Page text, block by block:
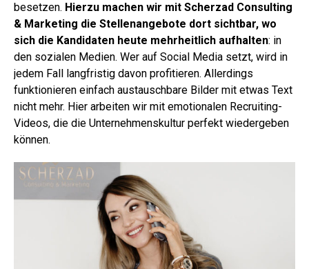
besetzen. Hierzu machen wir mit Scherzad Consulting
& Marketing die Stellenangebote dort sichtbar, wo
sich die Kandidaten heute mehrheitlich aufhalten: in
den sozialen Medien. Wer auf Social Media setzt, wird in
jedem Fall langfristig davon profitieren. Allerdings
funktionieren einfach austauschbare Bilder mit etwas Text
nicht mehr. Hier arbeiten wir mit emotionalen Recruiting-
Videos, die die Unternehmenskultur perfekt wiedergeben
können.